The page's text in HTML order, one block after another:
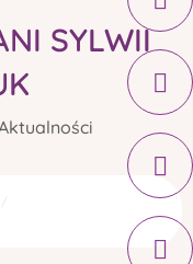
SYLWII